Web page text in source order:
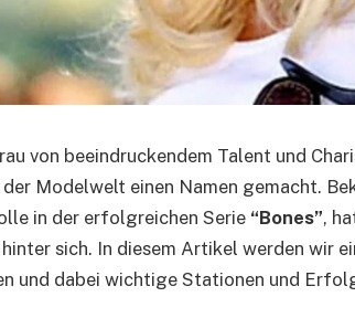
von beeindruckendem Talent und
der Modelwelt einen Namen gemacht.
in der erfolgreichen Serie “Bones”,
sich. In diesem Artikel werden wir
und dabei wichtige Stationen und